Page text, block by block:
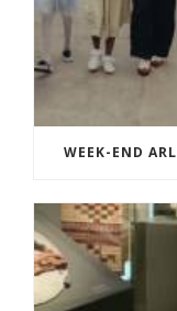
WEEK-END